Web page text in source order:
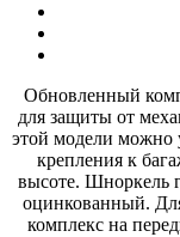
Обновленный
для защиты от
этой модели можно
крепления к
высоте. Шноркель
оцинкованный.
комплекс на